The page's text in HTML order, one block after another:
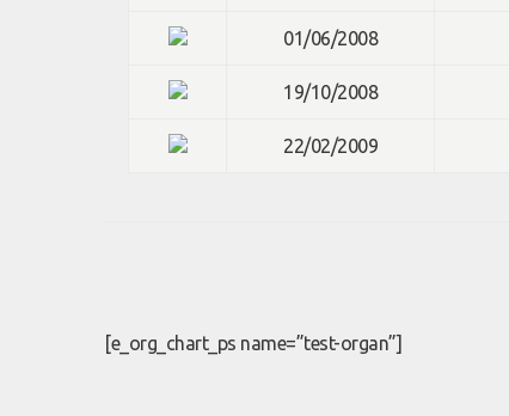
01/06/2008
19/10/2008
22/02/2009
[e_org_chart_ps name=”test-organ”]